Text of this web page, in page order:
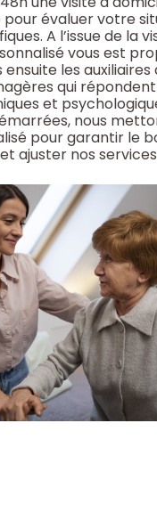
pour évaluer votre
A l’issue de la
vous est
les
qui
et
nous
pour garantir le
ajuster nos